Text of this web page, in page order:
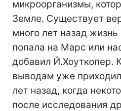
микроорганизмы,
Земле. Существует
много лет назад
попала на Марс или
добавил Й.Хоуткопер.
выводам уже
лет назад, когда
после исследования